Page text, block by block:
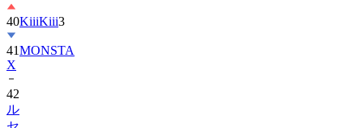
41MONSTA
X
42
ル
セ
ラ